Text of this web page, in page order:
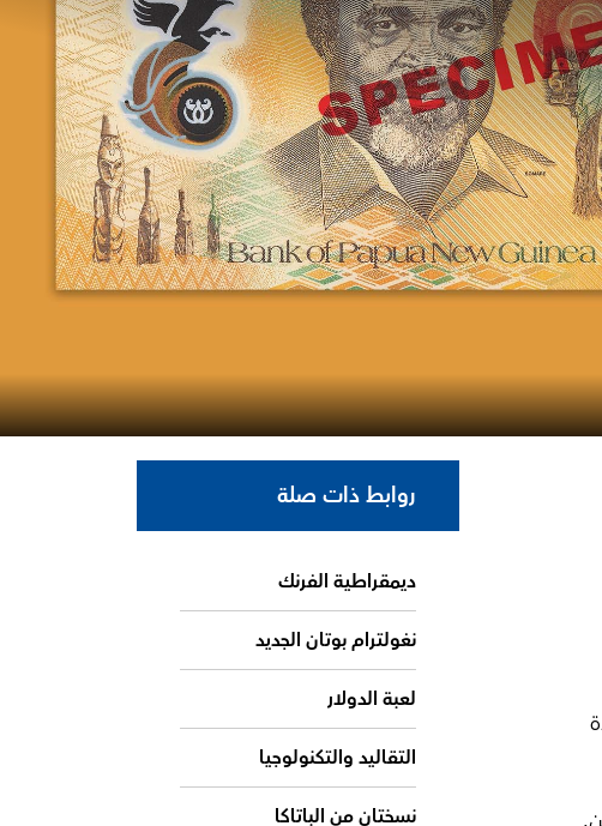
روابط ذات صلة
ديمقراطية الفرنك
نغولترام بوتان الجديد
لعبة الدولار
التقاليد والتكنولوجيا
نسختان من الباتاكا